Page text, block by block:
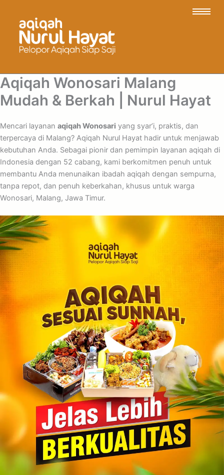
Aqiqah Wonosari Malang
Mudah & Berkah | Nurul Hayat
Mencari layanan aqiqah Wonosari yang syar’i, praktis, dan
terpercaya di Malang? Aqiqah Nurul Hayat hadir untuk menjawab
kebutuhan Anda. Sebagai pionir dan pemimpin layanan aqiqah di
Indonesia dengan 52 cabang, kami berkomitmen penuh untuk
membantu Anda menunaikan ibadah aqiqah dengan sempurna,
tanpa repot, dan penuh keberkahan, khusus untuk warga
Wonosari, Malang, Jawa Timur.